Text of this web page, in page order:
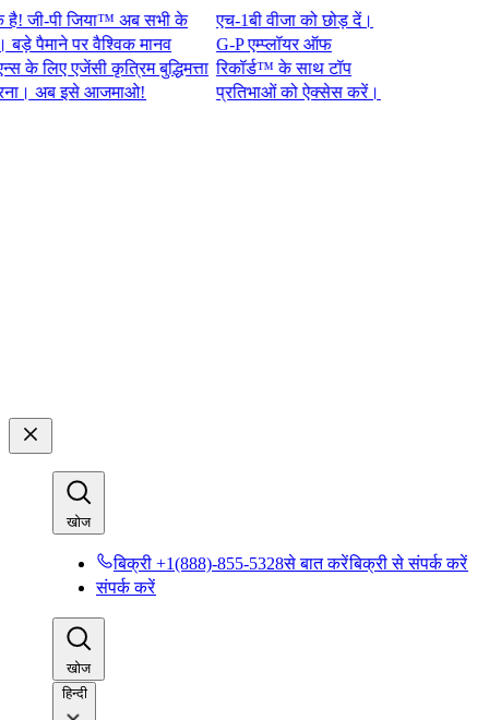
पी जिया™ अब सभी के
पर वैश्विक मानव
एजेंसी कृत्रिम बुद्धिमत्ता
अब इसे आजमाओ!​​
एच-1बी वीजा को छोड़ दें।
G-P एम्प्लॉयर ऑफ
रिकॉर्ड™ के साथ टॉप
प्रतिभाओं को ऐक्सेस करें।​​
खोज​​
बिक्री +1(888)-855-5328से बात करें​​बिक्री से संपर्क करें​​
संपर्क करें​​
खोज​​
हिन्दी